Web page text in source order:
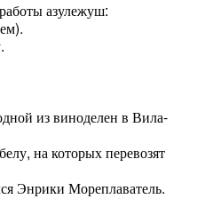
азулежуш:
из виноделен в Вила-
на которых перевозят
Энрики Мореплаватель.